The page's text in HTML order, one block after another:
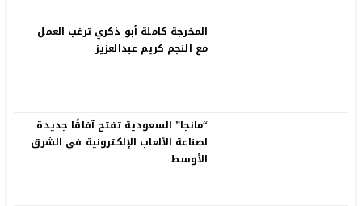
المخرجة كاملة أبو ذكري ترغب العمل
مع النجم كريم عبدالعزيز
“مانجا” السعودية تفتح آفاقًا جديدة
لصناعة الألعاب الإلكترونية في الشرق
الأوسط